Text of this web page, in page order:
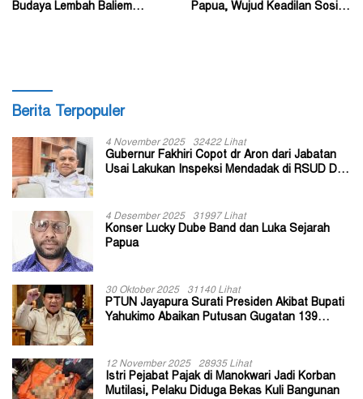
Budaya Lembah Baliem
Papua, Wujud Keadilan Sosial
Berita Terpopuler
4 November 2025 32422 Lihat
Gubernur Fakhiri Copot dr Aron dari Jabatan
Usai Lakukan Inspeksi Mendadak di RSUD Dok
4 Desember 2025 31997 Lihat
Konser Lucky Dube Band dan Luka Sejarah
Papua
30 Oktober 2025 31140 Lihat
PTUN Jayapura Surati Presiden Akibat Bupati
Yahukimo Abaikan Putusan Gugatan 139
12 November 2025 28935 Lihat
Istri Pejabat Pajak di Manokwari Jadi Korban
Mutilasi, Pelaku Diduga Bekas Kuli Bangunan